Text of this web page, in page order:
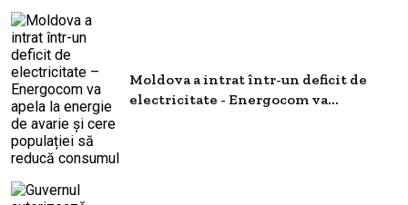
Moldova a intrat într-un deficit de
electricitate - Energocom va...